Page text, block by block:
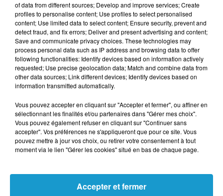
0h49
0h49
ESMÉE
Insomnie
0h45
0h45
GUESCH PATTI
Etienne
0h41
0h41
ALAIN SOUCHON
Le Baiser
of data from different sources; Develop and improve services; Create
profiles to personalise content; Use profiles to select personalised
content; Use limited data to select content; Ensure security, prevent and
detect fraud, and fix errors; Deliver and present advertising and content;
Save and communicate privacy choices. These technologies may
process personal data such as IP address and browsing data to offer
following functionalities: Identify devices based on information actively
requested; Use precise geolocation data; Match and combine data from
other data sources; Link different devices; Identify devices based on
information transmitted automatically.
Vous pouvez accepter en cliquant sur "Accepter et fermer", ou affiner en
sélectionnant les finalités et/ou partenaires dans "Gérer mes choix".
Vous pouvez également refuser en cliquant sur "Continuer sans
accepter". Vos préférences ne s'appliqueront que pour ce site. Vous
pouvez mettre à jour vos choix, ou retirer votre consentement à tout
moment via le lien "Gérer les cookies" situé en bas de chaque page.
Accepter et fermer